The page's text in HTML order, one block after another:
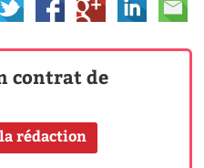
contrat de
rédaction